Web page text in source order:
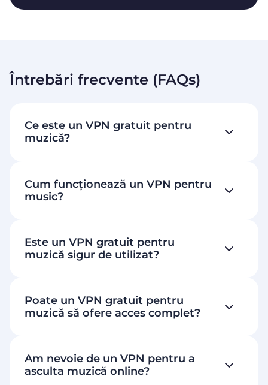
Întrebări frecvente (FAQs)
Ce este un VPN gratuit pentru
muzică?
Cum funcționează un VPN pentru
music?
Este un VPN gratuit pentru
muzică sigur de utilizat?
Poate un VPN gratuit pentru
muzică să ofere acces complet?
Am nevoie de un VPN pentru a
asculta muzică online?